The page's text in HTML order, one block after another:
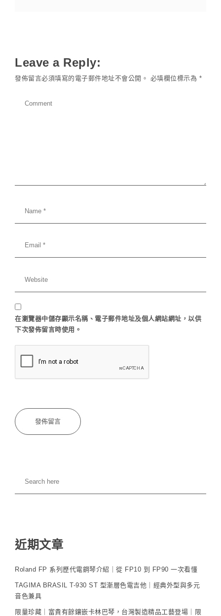
Leave a Reply:
發佈留言必須填寫的電子郵件地址不會公開。 必填欄位標示為 *
在瀏覽器中儲存顯示名稱、電子郵件地址及個人網站網址，以供
下次發佈留言時使用。
近期文章
Roland FP 系列歷代電鋼琴介紹｜從 FP10 到 FP90 一次看懂
TAGIMA BRASIL T-930 ST 型漸層色電吉他｜經典外型與多元
音色兼具
限量珍藏｜富貴有餘鑲嵌卡林巴琴，台灣製造精品工藝登場｜限